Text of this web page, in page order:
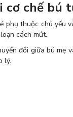
cơ chế bú
phụ thuộc chủ yếu
cách mút.
đổi giữa bú mẹ
lý.